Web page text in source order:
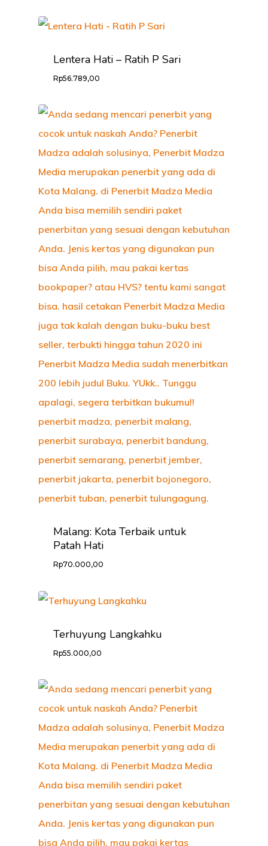
Lentera Hati – Ratih P Sari
Rp56.789,00
Malang: Kota Terbaik untuk
Patah Hati
Rp70.000,00
Terhuyung Langkahku
Rp55.000,00
HOME
PROFILE
CARA ORDER
PRODUK
KONTAK